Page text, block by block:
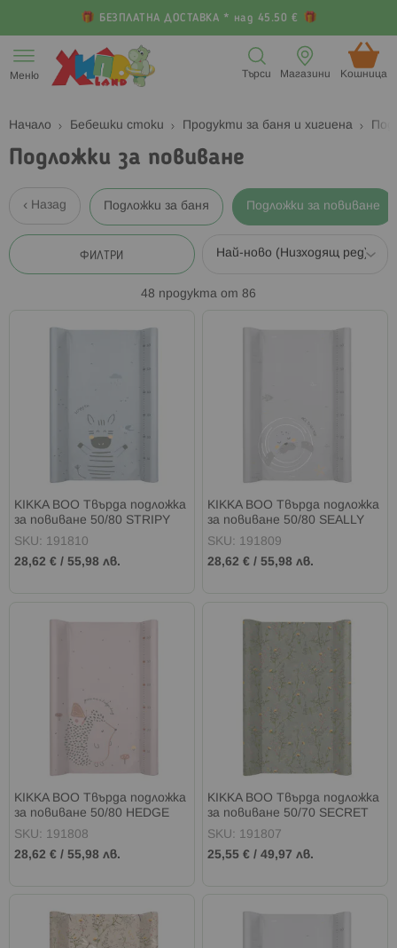
БЕЗПЛАТНА ДОСТАВКА * над 45.50 €
към
съдържанието
Меню Кошница (
Магазини
Търси
Начало Бебешки стоки Продукти за баня и хигиена
Подложки за повиване
Назад Подложки за баня Подложки за повиване
ФИЛТРИ
48 продукта от 86
KIKKA BOO Твърда подложка
за повиване 50/80 STRIPY
FRIENDS
SKU: 191810
28,62 € / 55,98 лв.
KIKKA BOO Твърда подложка
за повиване 50/80 SEALLY
ME
SKU: 191809
28,62 € / 55,98 лв.
KIKKA BOO Твърда подложка
за повиване 50/80 HEDGE
HUGS
SKU: 191808
28,62 € / 55,98 лв.
KIKKA BOO Твърда подложка
за повиване 50/70 SECRET
GARDEN GREEN
SKU: 191807
25,55 € /49,97 лв.